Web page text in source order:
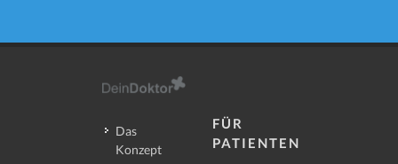
Das
Konzept
FÜR
PATIENTEN